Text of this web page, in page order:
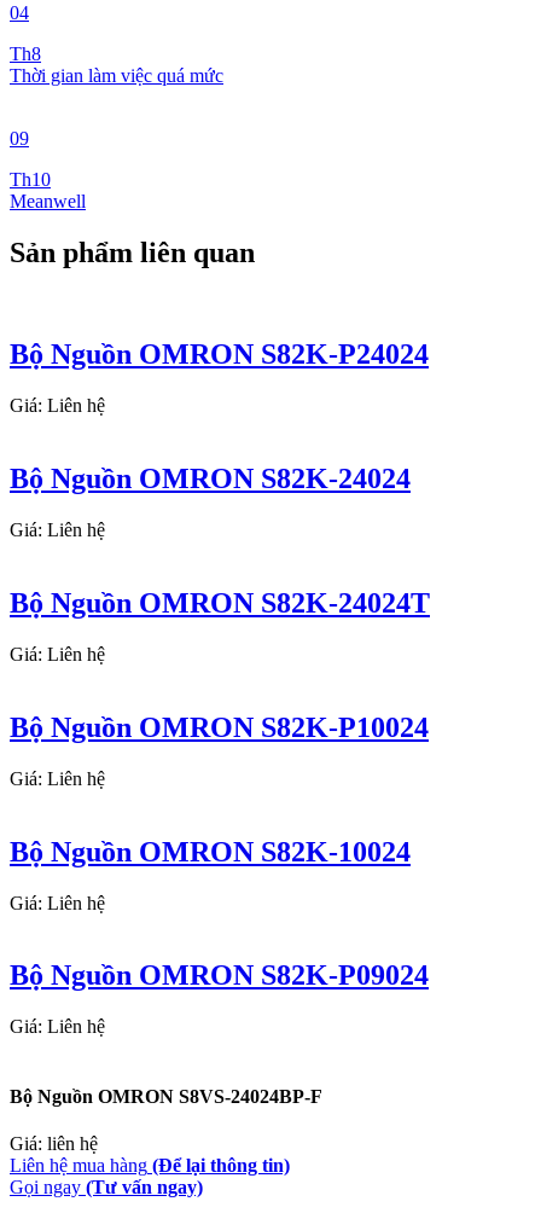
04
Th8
Thời gian làm việc quá mức
09
Th10
Meanwell
Sản phẩm liên quan
Bộ Nguồn OMRON S82K-P24024
Giá: Liên hệ
Bộ Nguồn OMRON S82K-24024
Giá: Liên hệ
Bộ Nguồn OMRON S82K-24024T
Giá: Liên hệ
Bộ Nguồn OMRON S82K-P10024
Giá: Liên hệ
Bộ Nguồn OMRON S82K-10024
Giá: Liên hệ
Bộ Nguồn OMRON S82K-P09024
Giá: Liên hệ
Bộ Nguồn OMRON S8VS-24024BP-F
Giá: liên hệ
Liên hệ mua hàng (Để lại thông tin)
Gọi ngay (Tư vấn ngay)